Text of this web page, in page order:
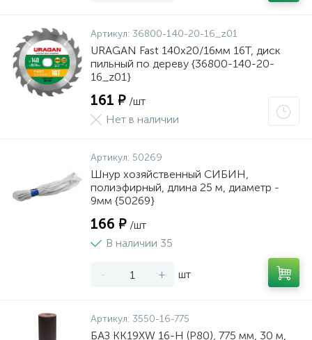
Артикул: 36800-140-20-16_z01
URAGAN Fast 140x20/16мм 16Т, диск
пильный по дереву {36800-140-20-
16_z01}
161 ₽ /шт
Нет в наличии
Артикул: 50269
Шнур хозяйственный СИБИН,
полиэфирный, длина 25 м, диаметр -
9мм {50269}
166 ₽ /шт
В наличии 35
- + шт
Артикул: 3550-16-775
БАЗ KK19XW 16-H (Р80), 775 мм, 30 м,